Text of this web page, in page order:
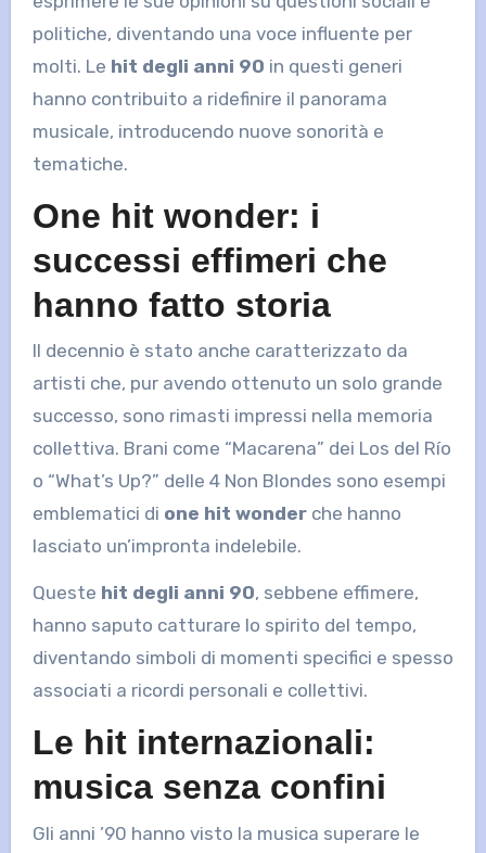
politiche, diventando una voce influente per
molti. Le hit degli anni 90 in questi generi
hanno contribuito a ridefinire il panorama
musicale, introducendo nuove sonorità e
tematiche.
One hit wonder: i
successi effimeri che
hanno fatto storia
Il decennio è stato anche caratterizzato da
artisti che, pur avendo ottenuto un solo grande
successo, sono rimasti impressi nella memoria
collettiva. Brani come “Macarena” dei Los del Río
o “What’s Up?” delle 4 Non Blondes sono esempi
emblematici di one hit wonderche hanno
lasciato un’impronta indelebile.
Queste hit degli anni 90, sebbene effimere,
hanno saputo catturare lo spirito del tempo,
diventando simboli di momenti specifici e spesso
associati a ricordi personali e collettivi.
Le hit internazionali:
musica senza confini
Gli anni ’90 hanno visto la musica superare le